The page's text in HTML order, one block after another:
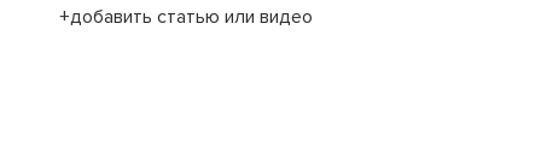
+добавить статью или видео